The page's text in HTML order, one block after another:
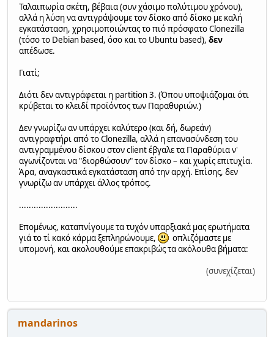
Ταλαιπωρία σκέτη, βέβαια (συν χάσιμο πολύτιμου χρόνου),
αλλά η λύση να αντιγράψουμε τον δίσκο από δίσκο με καλή
εγκατάσταση, χρησιμοποιώντας το πιό πρόσφατο Clonezilla
(τόσο το Debian based, όσο και το Ubuntu based), δεν
απέδωσε.
Γιατί;
Διότι δεν αντιγράφεται η partition 3. (Όπου υποψιάζομαι ότι
κρύβεται το κλειδί προϊόντος των Παραθυριών.)
Δεν γνωρίζω αν υπάρχει καλύτερο (και δή, δωρεάν)
αντιγραφτήρι από το Clonezilla, αλλά η επανασύνδεση του
αντιγραμμένου δίσκου στον client έβγαλε τα Παραθύρια ν'
αγωνίζονται να "διορθώσουν" τον δίσκο – και χωρίς επιτυχία.
Άρα, αναγκαστικά εγκατάσταση από την αρχή. Επίσης, δεν
γνωρίζω αν υπάρχει άλλος τρόπος.
........................
Επομένως, καταπνίγουμε τα τυχόν υπαρξιακά μας ερωτήματα
γιά το τί κακό κάρμα ξεπληρώνουμε,
οπλιζόμαστε με
υπομονή, και ακολουθούμε επακριβώς τα ακόλουθα βήματα:
(συνεχίζεται)
mandarinos